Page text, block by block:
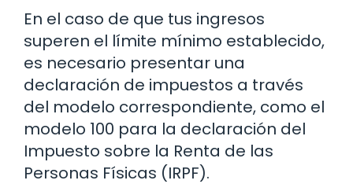
En el caso de que tus ingresos
superen el límite mínimo establecido,
es necesario presentar una
declaración de impuestos a través
del modelo correspondiente, como el
modelo 100 para la declaración del
Impuesto sobre la Renta de las
Personas Físicas (IRPF).